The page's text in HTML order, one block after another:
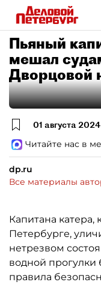
Пьяный
мешал
Дворцовой
01 августа 2024
Читайте нас в
dp.ru
Все материалы
Капитана катера,
Петербурге,
нетрезвом
водной
правила